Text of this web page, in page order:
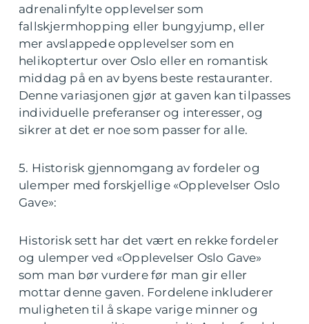
adrenalinfylte opplevelser som
fallskjermhopping eller bungyjump, eller
mer avslappede opplevelser som en
helikoptertur over Oslo eller en romantisk
middag på en av byens beste restauranter.
Denne variasjonen gjør at gaven kan tilpasses
individuelle preferanser og interesser, og
sikrer at det er noe som passer for alle.
5. Historisk gjennomgang av fordeler og
ulemper med forskjellige «Opplevelser Oslo
Gave»:
Historisk sett har det vært en rekke fordeler
og ulemper ved «Opplevelser Oslo Gave»
som man bør vurdere før man gir eller
mottar denne gaven. Fordelene inkluderer
muligheten til å skape varige minner og